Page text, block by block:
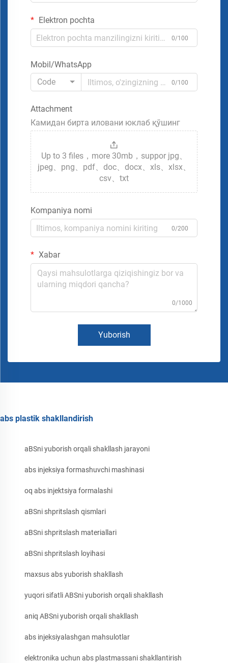
Elektron pochta
0/100
Mobil/WhatsApp
Code
0/100
Attachment
Камидан бирта иловани юклаб қўшинг
Up to 3 files，more 30mb，suppor jpg、
jpeg、png、pdf、doc、docx、xls、xlsx、
csv、txt
Kompaniya nomi
0/200
Xabar
0/1000
Yuborish
abs plastik shakllandirish
aBSni yuborish orqali shakllash jarayoni
abs injeksiya formashuvchi mashinasi
oq abs injektsiya formalashi
aBSni shpritslash qismlari
aBSni shpritslash materiallari
aBSni shpritslash loyihasi
maxsus abs yuborish shakllash
yuqori sifatli ABSni yuborish orqali shakllash
aniq ABSni yuborish orqali shakllash
abs injeksiyalashgan mahsulotlar
elektronika uchun abs plastmassani shakllantirish